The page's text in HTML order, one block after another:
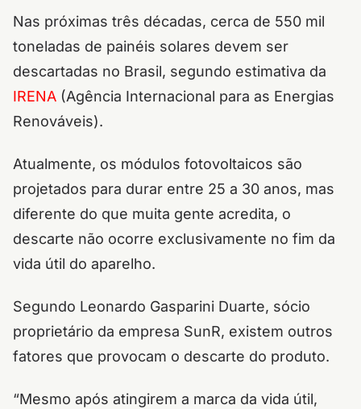
Nas próximas três décadas, cerca de 550 mil
toneladas de painéis solares devem ser
descartadas no Brasil, segundo estimativa da
IRENA (Agência Internacional para as Energias
Renováveis).
Atualmente, os módulos fotovoltaicos são
projetados para durar entre 25 a 30 anos, mas
diferente do que muita gente acredita, o
descarte não ocorre exclusivamente no fim da
vida útil do aparelho.
Segundo Leonardo Gasparini Duarte, sócio
proprietário da empresa SunR, existem outros
fatores que provocam o descarte do produto.
“Mesmo após atingirem a marca da vida útil,